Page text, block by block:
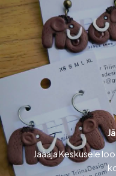
Jääaja Keskusele